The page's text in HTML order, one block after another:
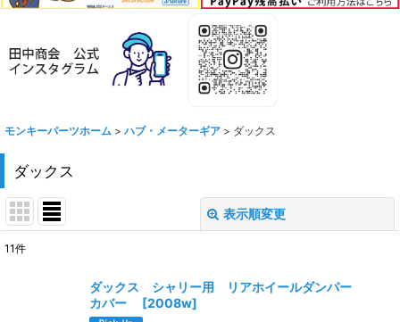
モンキーパーツホーム > ハブ・メーターギア > ダックス
ダックス
表示順変更
11件
ダックス シャリー用 リアホイールダンパー
カバー
[2008w]